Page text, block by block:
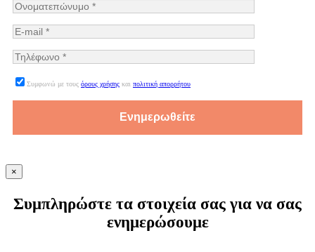
Συμφωνώ με τους όρους χρήσης και πολιτική απορρήτου
×
Συμπληρώστε τα στοιχεία σας για να σας
ενημερώσουμε